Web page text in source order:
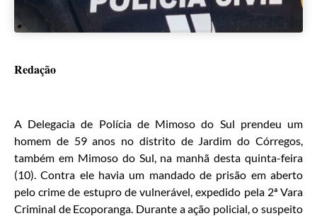
Redação
A Delegacia de Polícia de Mimoso do Sul prendeu um
homem de 59 anos no distrito de Jardim do Córregos,
também em Mimoso do Sul, na manhã desta quinta-feira
(10). Contra ele havia um mandado de prisão em aberto
pelo crime de estupro de vulnerável, expedido pela 2ª Vara
Criminal de Ecoporanga. Durante a ação policial, o suspeito